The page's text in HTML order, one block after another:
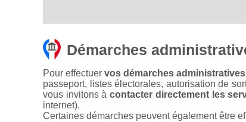
Démarches
Pour effectuervos démarches
passeport, listes électorales, autorisation de
vous invitons àcontacter directement les
internet).
Certaines démarches peuvent également être